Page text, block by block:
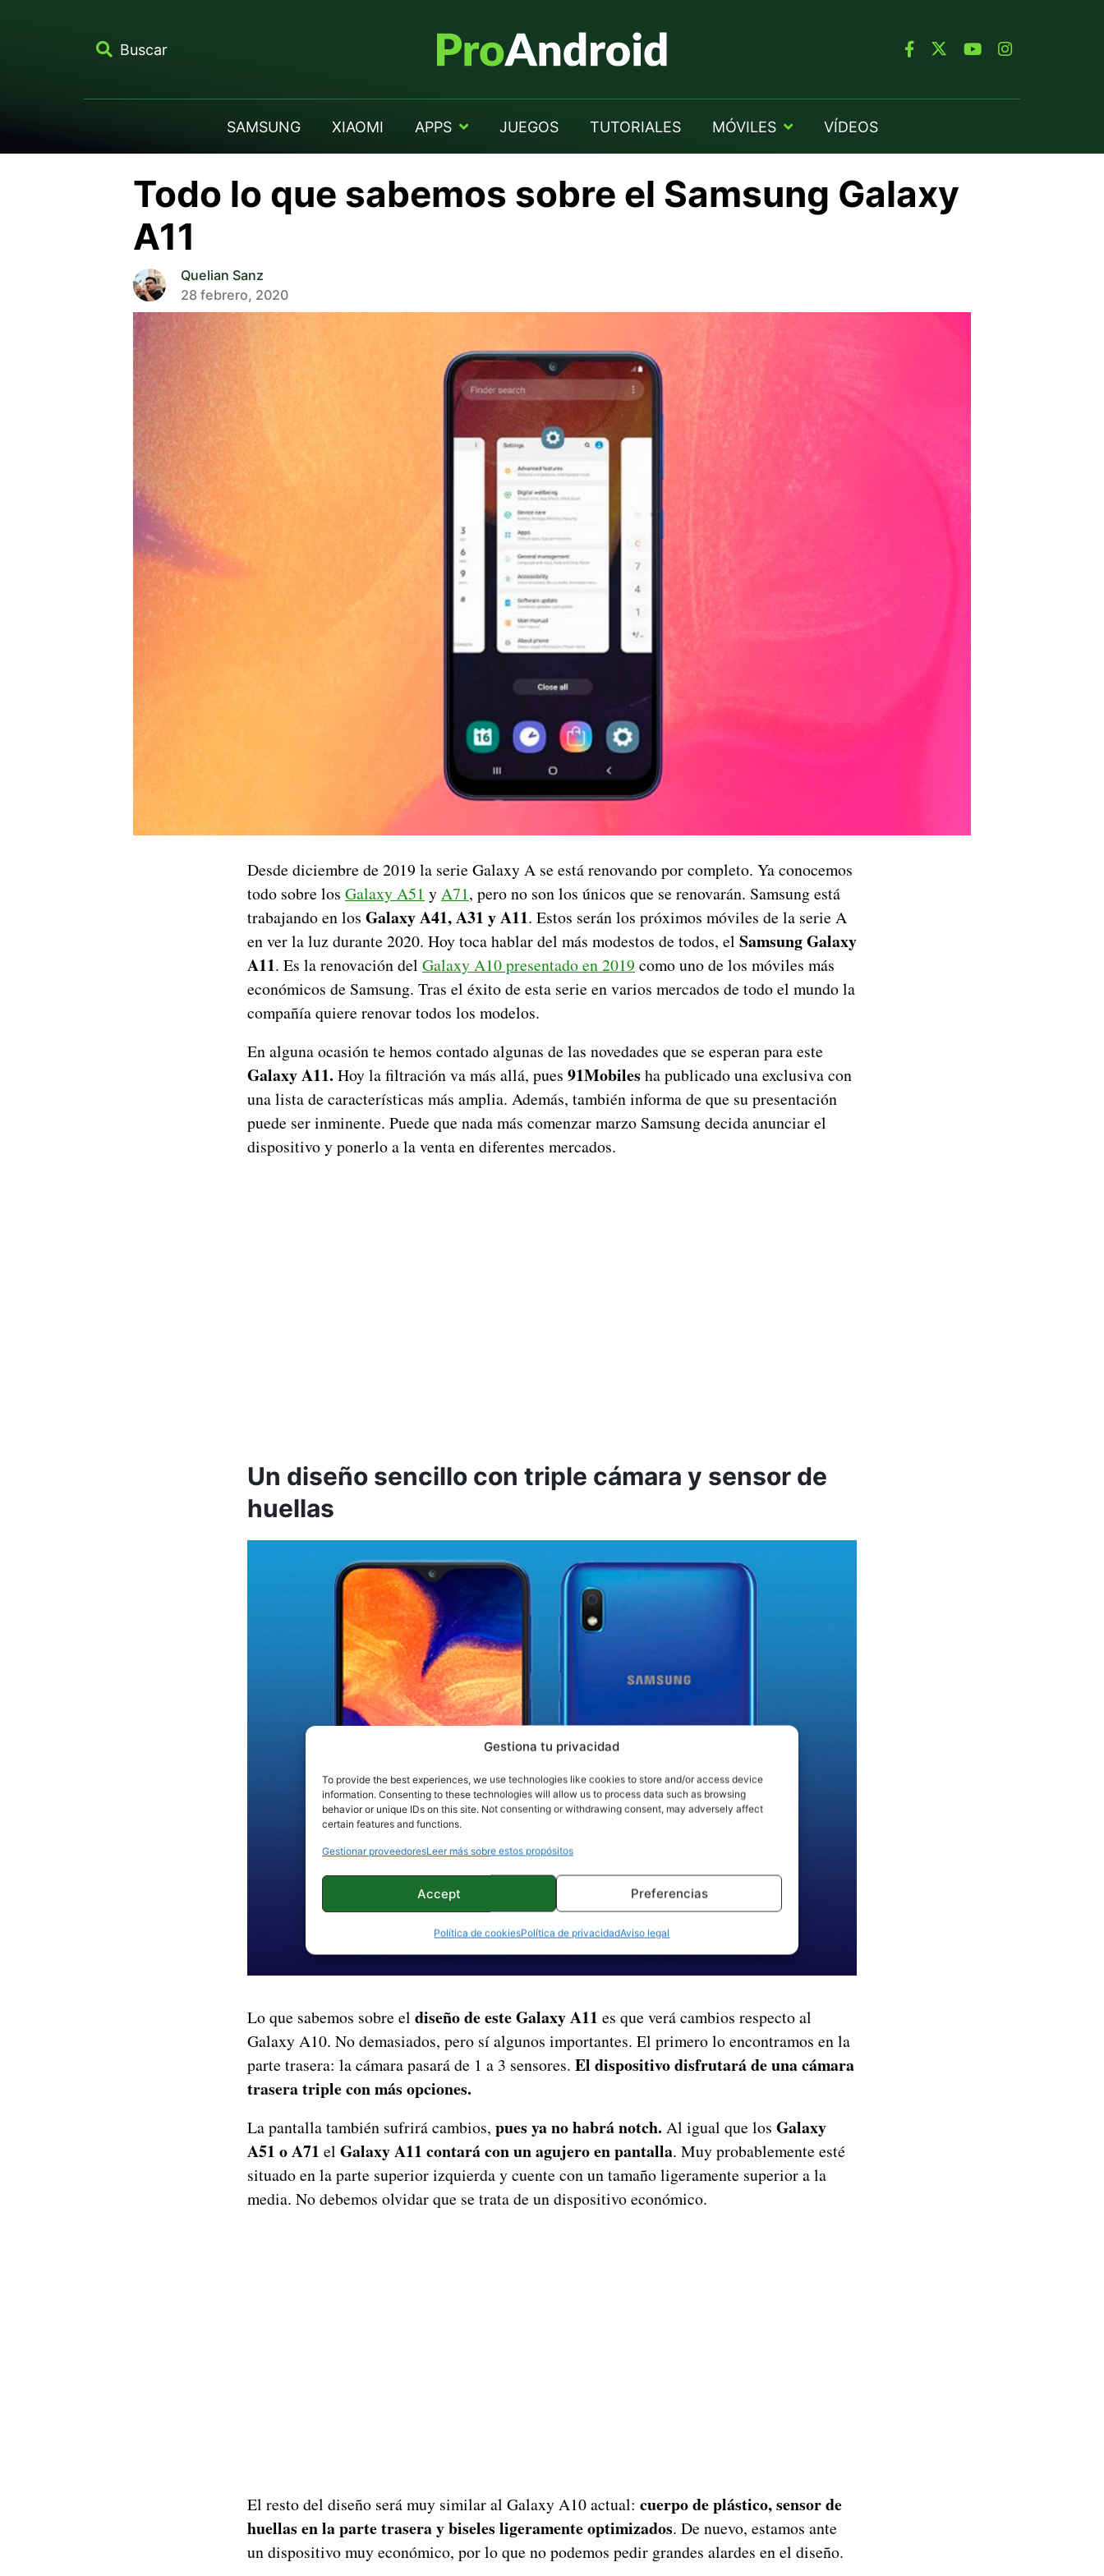
Gestiona tu privacidad
To provide the best experiences, we use technologies like cookies to store and/or access device
information. Consenting to these technologies will allow us to process data such as browsing
behavior or unique IDs on this site. Not consenting or withdrawing consent, may adversely affect
certain features and functions.
Gestionar proveedoresLeer más sobre estos propósitos
Accept Preferencias
Política de cookiesPolítica de privacidadAviso legal
Buscar
SAMSUNG XIAOMI APPS JUEGOS TUTORIALES MÓVILES VÍDEOS
Todo lo que sabemos sobre el Samsung Galaxy
A11
Quelian Sanz
28 febrero, 2020
Desde diciembre de 2019 la serie Galaxy A se está renovando por completo. Ya conocemos
todo sobre los Galaxy A51 yA71, pero no son los únicos que se renovarán. Samsung está
trabajando en los Galaxy A41, A31 y A11. Estos serán los próximos móviles de la serie A
en ver la luz durante 2020. Hoy toca hablar del más modestos de todos, el Samsung Galaxy
A11. Es la renovación del Galaxy A10 presentado en 2019 como uno de los móviles más
económicos de Samsung. Tras el éxito de esta serie en varios mercados de todo el mundo la
compañía quiere renovar todos los modelos.
En alguna ocasión te hemos contado algunas de las novedades que se esperan para este
Galaxy A11. Hoy la filtración va más allá, pues 91Mobiles ha publicado una exclusiva con
una lista de características más amplia. Además, también informa de que su presentación
puede ser inminente. Puede que nada más comenzar marzo Samsung decida anunciar el
dispositivo y ponerlo a la venta en diferentes mercados.
Un diseño sencillo con triple cámara y sensor de
huellas
Lo que sabemos sobre el diseño de este Galaxy A11 es que verá cambios respecto al
Galaxy A10. No demasiados, pero sí algunos importantes. El primero lo encontramos en la
parte trasera: la cámara pasará de 1 a 3 sensores. El dispositivo disfrutará de una cámara
trasera triple con más opciones.
La pantalla también sufrirá cambios, pues ya no habrá notch. Al igual que los Galaxy
A51 o A71 el Galaxy A11 contará con un agujero en pantalla. Muy probablemente esté
situado en la parte superior izquierda y cuente con un tamaño ligeramente superior a la
media. No debemos olvidar que se trata de un dispositivo económico.
El resto del diseño será muy similar al Galaxy A10 actual: cuerpo de plástico, sensor de
huellas en la parte trasera y biseles ligeramente optimizados. De nuevo, estamos ante
un dispositivo muy económico, por lo que no podemos pedir grandes alardes en el diseño.